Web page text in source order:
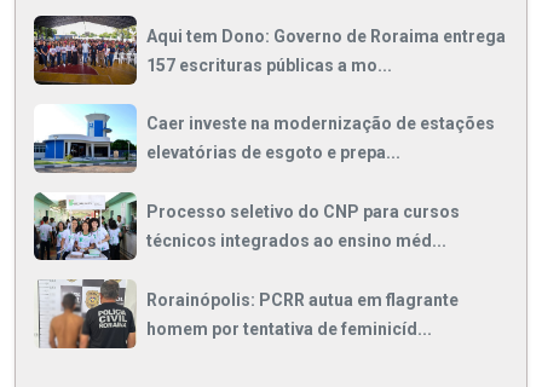
Aqui tem Dono: Governo de Roraima entrega
157 escrituras públicas a mo...
Caer investe na modernização de estações
elevatórias de esgoto e prepa...
Processo seletivo do CNP para cursos
técnicos integrados ao ensino méd...
Rorainópolis: PCRR autua em flagrante
homem por tentativa de feminicíd...